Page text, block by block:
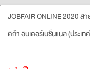
JOBFAIR ONLINE 2020 ส
ดิก้า อินเตอร์เนชั่นแนล (ประเ